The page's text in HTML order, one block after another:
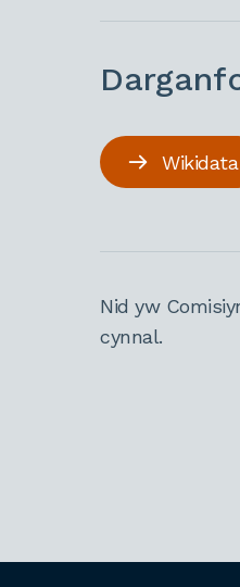
Wikidata
Nid yw
cynnal.